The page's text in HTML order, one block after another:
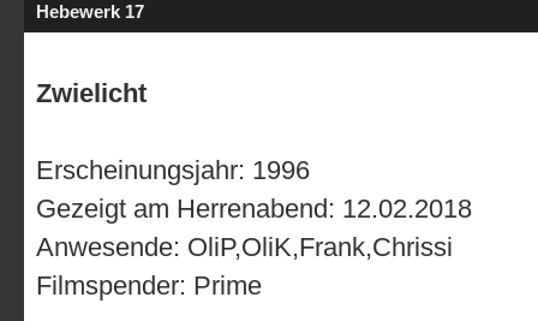
Hebewerk 17
Zwielicht
Erscheinungsjahr: 1996
Gezeigt am Herrenabend: 12.02.2018
Anwesende: OliP,OliK,Frank,Chrissi
Filmspender: Prime